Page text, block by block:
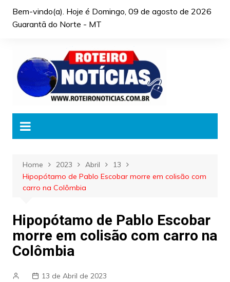
Bem-vindo(a). Hoje é Domingo, 09 de agosto de 2026
Guarantã do Norte - MT
Home 2023 Abril
13
Hipopótamo de Pablo Escobar morre em colisão com
carro na Colômbia
Hipopótamo de Pablo Escobar
morre em colisão com carro na
Colômbia
13 de Abril de 2023